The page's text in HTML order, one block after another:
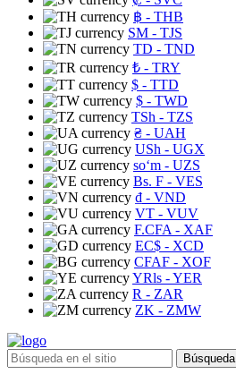
฿ - THB
ЅМ - TJS
TD - TND
₺ - TRY
$ - TTD
$ - TWD
TSh - TZS
₴ - UAH
USh - UGX
soʻm - UZS
Bs. F - VES
₫ - VND
VT - VUV
F.CFA - XAF
EC$ - XCD
CFAF - XOF
YRls - YER
R - ZAR
ZK - ZMW
Búsqueda